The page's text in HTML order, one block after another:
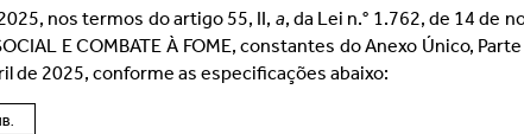
nos termos do artigo 55, II, a, da Lei n.° 1.762, de 14 de
SOCIAL E COMBATE À FOME, constantes do Anexo Único,
de 2025, conforme as especificações abaixo: